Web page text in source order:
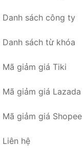
Danh sách công ty
Danh sách từ khóa
Mã giảm giá Tiki
Mã giảm giá Lazada
Mã giảm giá Shopee
Liên hệ